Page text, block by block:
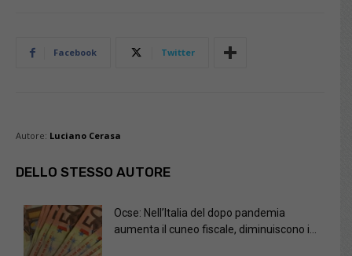
Facebook Twitter
Autore: Luciano Cerasa
DELLO STESSO AUTORE
Ocse: Nell’Italia del dopo pandemia
aumenta il cuneo fiscale, diminuiscono i...